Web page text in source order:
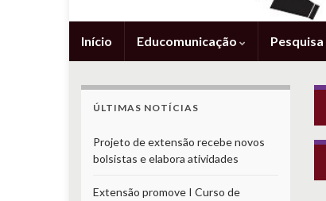
Início Educomunicação Pesquisa
ÚLTIMAS NOTÍCIAS
Projeto de extensão recebe novos
bolsistas e elabora atividades
Extensão promove I Curso de